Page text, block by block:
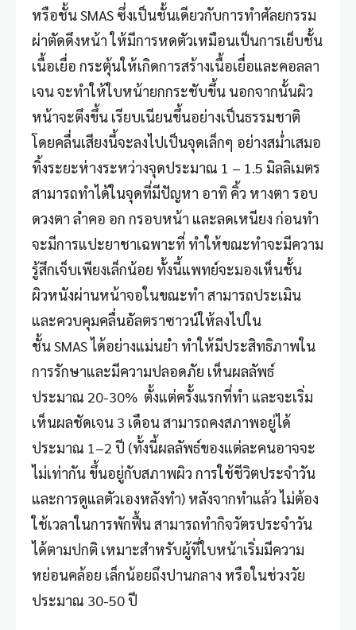
หรือชั้น SMAS ซึ่งเป็นชั้นเดียวกับการทำศัลยกรรม
ผ่าตัดดึงหน้า ให้มีการหดตัวเหมือนเป็นการเย็บชั้น
เนื้อเยื่อ กระตุ้นให้เกิดการสร้างเนื้อเยื่อและคอลลา
เจน จะทำให้ใบหน้ายกกระชับขึ้น นอกจากนั้นผิว
หน้าจะตึงขึ้น เรียบเนียนขึ้นอย่างเป็นธรรมชาติ
โดยคลื่นเสียงนี้จะลงไปเป็นจุดเล็กๆ อย่างสม่ำเสมอ
ทิ้งระยะห่างระหว่างจุดประมาณ 1 – 1.5 มิลลิเมตร
สามารถทำได้ในจุดที่มีปัญหา อาทิ คิ้ว หางตา รอบ
ดวงตา ลำคอ อก กรอบหน้า และลดเหนียง ก่อนทำ
จะมีการแปะยาชาเฉพาะที่ ทำให้ขณะทำจะมีความ
รู้สึกเจ็บเพียงเล็กน้อย ทั้งนี้แพทย์จะมองเห็นชั้น
ผิวหนังผ่านหน้าจอในขณะทำ สามารถประเมิน
และควบคุมคลื่นอัลตราซาวน์ให้ลงไปใน
ชั้น SMAS ได้อย่างแม่นยำ ทำให้มีประสิทธิภาพใน
การรักษาและมีความปลอดภัย เห็นผลลัพธ์
ประมาณ 20-30% ตั้งแต่ครั้งแรกที่ทำ และจะเริ่ม
เห็นผลชัดเจน 3 เดือน สามารถคงสภาพอยู่ได้
ประมาณ 1–2 ปี (ทั้งนี้ผลลัพธ์ของแต่ละคนอาจจะ
ไม่เท่ากัน ขึ้นอยู่กับสภาพผิว การใช้ชีวิตประจำวัน
และการดูแลตัวเองหลังทำ) หลังจากทำแล้ว ไม่ต้อง
ใช้เวลาในการพักฟื้น สามารถทำกิจวัตรประจำวัน
ได้ตามปกติ เหมาะสำหรับผู้ที่ใบหน้าเริ่มมีความ
หย่อนคล้อย เล็กน้อยถึงปานกลาง หรือในช่วงวัย
ประมาณ 30-50 ปี